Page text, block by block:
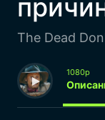
The Dead
1080p